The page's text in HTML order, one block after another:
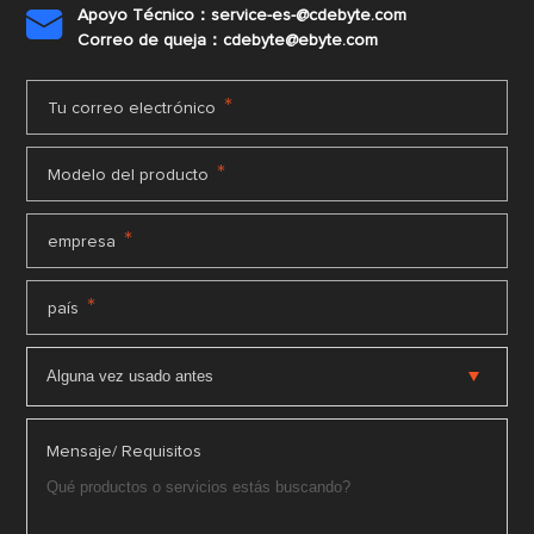
transición energética global y avanzar en los
objetivos de neutralidad de carbono.

Apoyo Técnico：service-es-@cdebyte.com
Correo de queja：cdebyte@ebyte.com
Tu correo electrónico *
Modelo del producto *
empresa *
país *
Mensaje/ Requisitos